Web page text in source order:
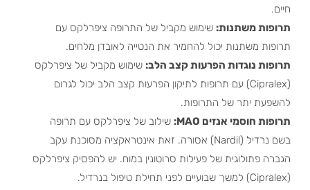
חיים.
תרופות משתנות:שימוש מקביל של התרופה ציפרלקס עם
תרופות משתנות יכול להחמיר את הנטייה לאובדן מלחים.
תרופות נוגדות הפרעות קצב הלב:שימוש מקביל של ציפרלקס
(Cipralex) עם תרופות לתיקון הפרעות קצב הלב יכול לגרום
להשפעת יתר של התרופות.
תרופות חוסמי אנזים MAO:
שילוב של ציפרלקס עם תרופה
בשם נרדיל (Nardil) אסורה. זאת אינטראקציה מסוכנת עקב
הגברה פתולוגית של פעילות סרוטונין במוח. יש להפסיק ציפרלקס
(Cipralex) למשך שבועיים לפני תחילת טיפול בנרדיל.